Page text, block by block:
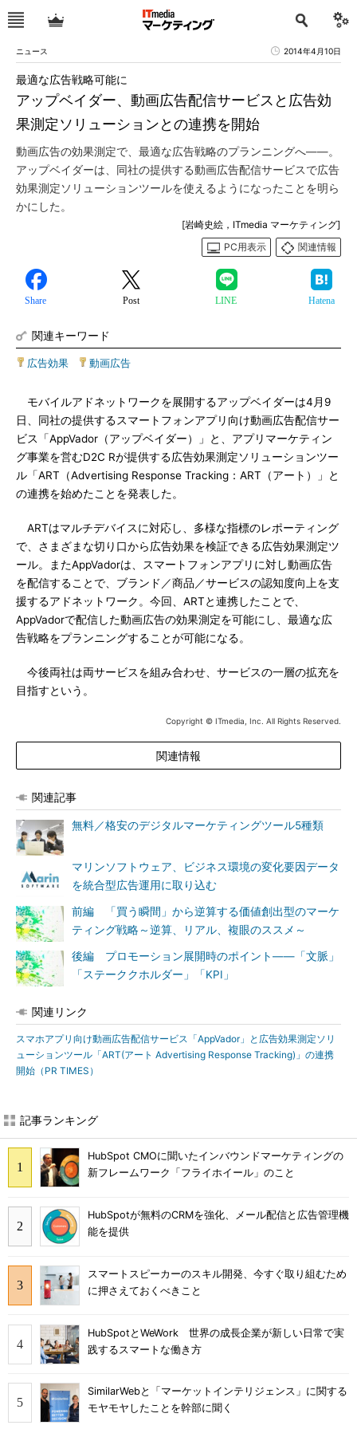
ニュース 2014年4月10日
アップベイダー、動画広告配信サービスと広告効
果測定ソリューションとの連携を開始
最適な広告戦略可能に
動画広告の効果測定で、最適な広告戦略のプランニングへ――。
アップベイダーは、同社の提供する動画広告配信サービスで広告
効果測定ソリューションツールを使えるようになったことを明ら
かにした。
[岩崎史絵，ITmedia マーケティング]
PC用表示
関連情報
Share Post LINE Hatena
関連キーワード
広告効果 動画広告
モバイルアドネットワークを展開するアップベイダーは4月9
日、同社の提供するスマートフォンアプリ向け動画広告配信サー
ビス「AppVador（アップベイダー）」と、アプリマーケティン
グ事業を営むD2C Rが提供する広告効果測定ソリューションツー
ル「ART（Advertising Response Tracking：ART（アート）」と
の連携を始めたことを発表した。
ARTはマルチデバイスに対応し、多様な指標のレポーティング
で、さまざまな切り口から広告効果を検証できる広告効果測定ツ
ール。またAppVadorは、スマートフォンアプリに対し動画広告
を配信することで、ブランド／商品／サービスの認知度向上を支
援するアドネットワーク。今回、ARTと連携したことで、
AppVadorで配信した動画広告の効果測定を可能にし、最適な広
告戦略をプランニングすることが可能になる。
今後両社は両サービスを組み合わせ、サービスの一層の拡充を
目指すという。
Copyright © ITmedia, Inc. All Rights Reserved.
関連情報
関連記事
無料／格安のデジタルマーケティングツール5種類
マリンソフトウェア、ビジネス環境の変化要因データ
を統合型広告運用に取り込む
前編 「買う瞬間」から逆算する価値創出型のマーケ
ティング戦略～逆算、リアル、複眼のススメ～
後編 プロモーション展開時のポイント――「文脈」
「ステーククホルダー」「KPI」
関連リンク
スマホアプリ向け動画広告配信サービス「AppVador」と広告効果測定ソリ
ューションツール「ART(アート Advertising Response Tracking)」の連携
開始（PR TIMES）
記事ランキング
HubSpot CMOに聞いたインバウンドマーケティングの
新フレームワーク「フライホイール」のこと
HubSpotが無料のCRMを強化、メール配信と広告管理機
能を提供
スマートスピーカーのスキル開発、今すぐ取り組むため
に押さえておくべきこと
HubSpotとWeWork 世界の成長企業が新しい日常で実
践するスマートな働き方
SimilarWebと「マーケットインテリジェンス」に関する
モヤモヤしたことを幹部に聞く